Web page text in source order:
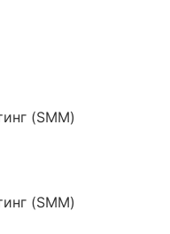
(SMM)
(SMM)